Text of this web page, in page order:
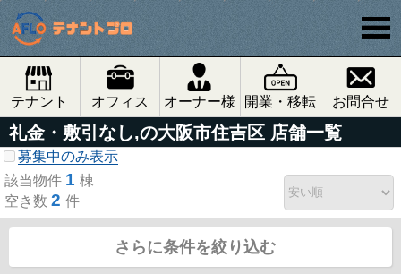
テナント オフィス オーナー様 開業・移転 お問合せ
礼金・敷引なし,の大阪市住吉区 店舗一覧
募集中のみ表示
該当物件 1 棟
空き数 2 件
さらに条件を絞り込む